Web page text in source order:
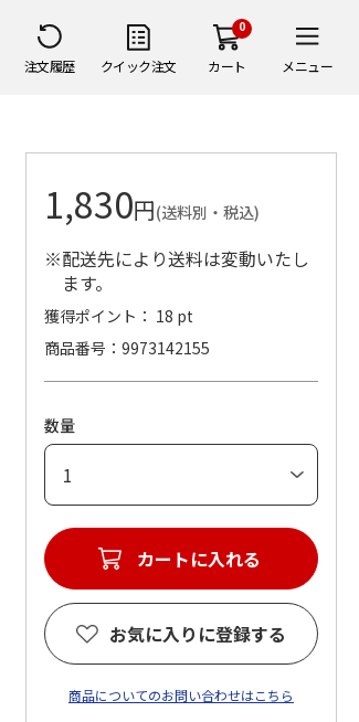
注文履歴 クイック注文
0
カート メニュー
1,830円(送料別・税込)
※配送先により送料は変動いたし
ます。
獲得ポイント： 18 pt
商品番号
9973142155
数量
カートに入れる
お気に入りに登録する
商品についてのお問い合わせはこちら